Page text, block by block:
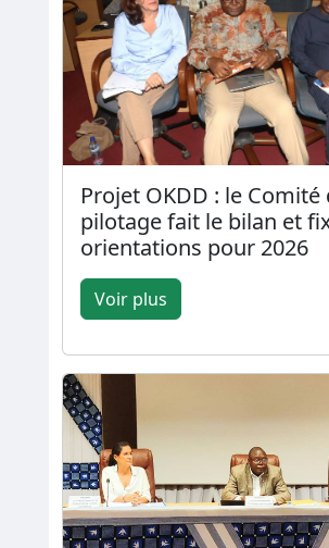
Projet OKDD : le Comité
pilotage fait le bilan et
orientations pour 2026
Voir plus